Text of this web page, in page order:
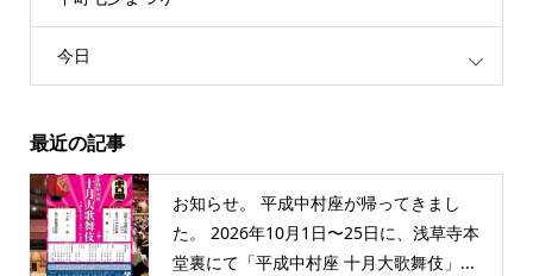
今日
最近の記事
お知らせ。 平成中村座が帰ってきまし
た。 2026年10月1日〜25日に、浅草寺本
堂裏にて「平成中村座 十月大歌舞伎」...